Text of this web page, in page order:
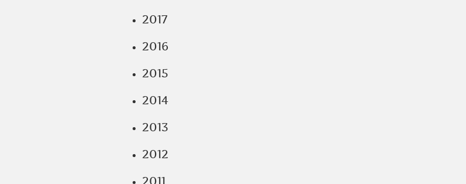
2017
2016
2015
2014
2013
2012
2011